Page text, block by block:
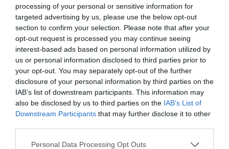
processing of your personal or sensitive information for
targeted advertising by us, please use the below opt-out
section to confirm your selection. Please note that after your
opt-out request is processed you may continue seeing
interest-based ads based on personal information utilized by
us or personal information disclosed to third parties prior to
your opt-out. You may separately opt-out of the further
disclosure of your personal information by third parties on the
IAB’s list of downstream participants. This information may
also be disclosed by us to third parties on the IAB’s List of
Downstream Participants that may further disclose it to other
Please note that this website/app uses one or more Google
Personal Data Processing Opt Outs
ELŐZŐ CIKK
TÖBBSZÁZ BIRKA MENETELT KÖRBE 12 NAPIG ÉS NEM TUDNI,
HOGY MIÉRT
KÖVETKEZŐ CIKK
HASONLÓ ÉRDEKESSÉGEK